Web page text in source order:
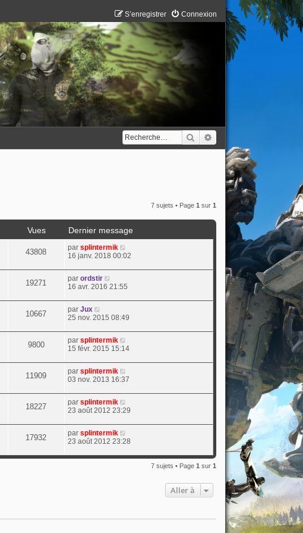
Connexion
S’enregistrer
Rechercher
7 sujets • Page 1 sur 1
Vues
Dernier message
43808 par splintermik
16 janv. 2018 00:02
19271 par ordstir
16 avr. 2016 21:55
10667 par Jux
25 nov. 2015 08:49
9800 par splintermik
15 févr. 2015 15:14
11909 par splintermik
03 nov. 2013 16:37
18227 par splintermik
23 août 2012 23:29
17932 par splintermik
23 août 2012 23:28
7 sujets • Page 1 sur 1
Aller à